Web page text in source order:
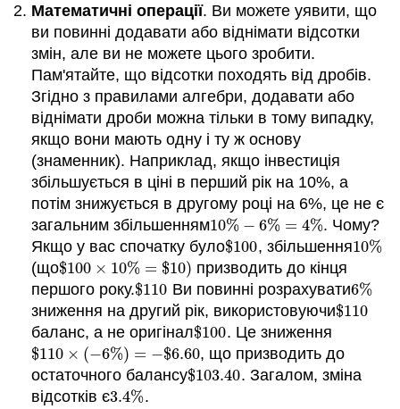
Математичні операції. Ви можете уявити, що
ви повинні додавати або віднімати відсотки
змін, але ви не можете цього зробити.
Пам'ятайте, що відсотки походять від дробів.
Згідно з правилами алгебри, додавати або
віднімати дроби можна тільки в тому випадку,
якщо вони мають одну і ту ж основу
(знаменник). Наприклад, якщо інвестиція
збільшується в ціні в перший рік на 10%, а
потім знижується в другому році на 6%, це не є
загальним збільшенням10% − 6% = 4%
10% −6%= 4%
. Чому?
Якщо у вас спочатку було$100
$100, збільшення10%
10%
(що$100 × 10% = $10)
$100 ×10%=$10)
призводить до кінця
першого року.$110
$110 Ви повинні розрахувати6%
6%
зниження на другий рік, використовуючи$110
$110
баланс, а не оригінал$100
$100. Це зниження
$110 × (−6%) = −$6.60
$110 ×( −6%)= −$ 6.60
, що призводить до
остаточного балансу$103.40
$103.40. Загалом, зміна
відсотків є3.4%
3.4%.